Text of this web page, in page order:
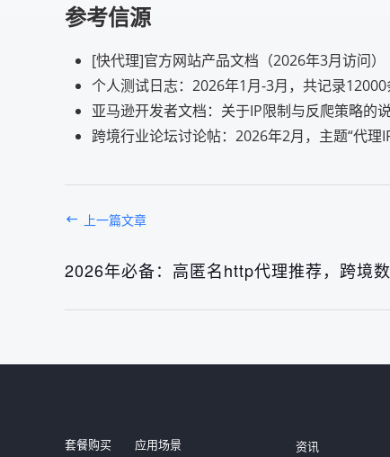
参考信源
[快代理]官方网站产品文档（2026年3月访问）
个人测试日志：2026年1月-3月，共记录
亚马逊开发者文档：关于IP限制与反爬策略的
跨境行业论坛讨论帖：2026年2月，主题“代理
上一篇文章
2026年必备：高匿名http代理推荐，跨境
套餐购买
应用场景
资讯